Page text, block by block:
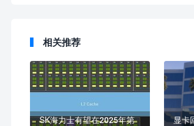
相关推荐
SK海力士有望在2025年第 显卡